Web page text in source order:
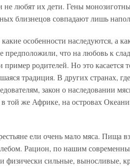
любят их дети. Гены
близнецов совпадают лишь
особенности наследуются, а
что на любовь к
родителей. Но это касается
традиция. В других странах,
закон о наследовании
той же Африке, на островах
ели очень мало мяса. Пища
Рацион, по нашим
физически сильные, выносливые,